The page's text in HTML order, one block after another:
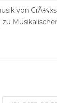
von
zu